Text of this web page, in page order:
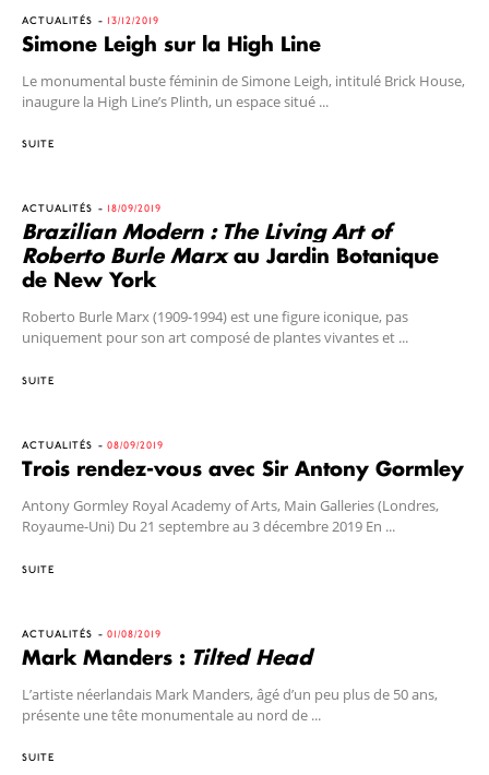
ACTUALITÉS 13/12/2019
Simone Leigh sur la High Line
Le monumental buste féminin de Simone Leigh, intitulé Brick House,
inaugure la High Line’s Plinth, un espace situé ...
SUITE
ACTUALITÉS 18/09/2019
Brazilian Modern : The Living Art of
Roberto Burle Marxau Jardin Botanique
de New York
Roberto Burle Marx (1909-1994) est une figure iconique, pas
uniquement pour son art composé de plantes vivantes et ...
SUITE
ACTUALITÉS 08/09/2019
Trois rendez-vous avec Sir Antony Gormley
Antony Gormley Royal Academy of Arts, Main Galleries (Londres,
Royaume-Uni) Du 21 septembre au 3 décembre 2019 En ...
SUITE
ACTUALITÉS 01/08/2019
Mark Manders : Tilted Head
L’artiste néerlandais Mark Manders, âgé d’un peu plus de 50 ans,
présente une tête monumentale au nord de ...
SUITE